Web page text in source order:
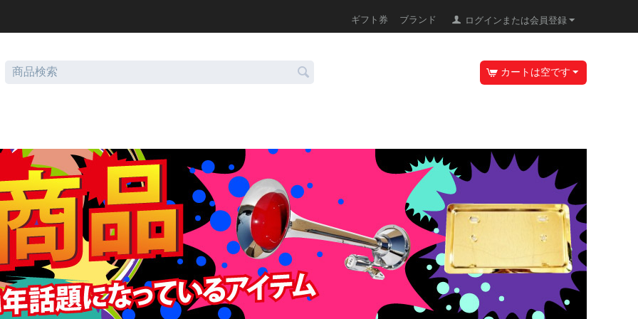
ログインまたは会員登録
ギフト券 ブランド
カートは空です